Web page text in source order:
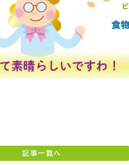
記事一覧へ